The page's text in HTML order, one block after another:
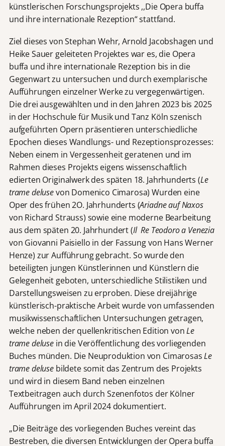
künstlerischen Forschungsprojekts ,,Die Opera buffa
und ihre internationale Rezeption“ stattfand.
Ziel dieses von Stephan Wehr, Arnold Jacobshagen und
Heike Sauer geleiteten Projektes war es, die Opera
buffa und ihre internationale Rezeption bis in die
Gegenwart zu untersuchen und durch exemplarische
Aufführungen einzelner Werke zu vergegenwärtigen.
Die drei ausgewählten und in den Jahren 2023 bis 2025
in der Hochschule für Musik und Tanz Köln szenisch
aufgeführten Opern präsentieren unterschiedliche
Epochen dieses Wandlungs- und Rezeptionsprozesses:
Neben einem in Vergessenheit geratenen und im
Rahmen dieses Projekts eigens wissenschaftlich
edierten Originalwerk des späten 18. Jahrhunderts (Le
trame delusevon Domenico Cimarosa) Wurden eine
Oper des frühen 2O. Jahrhunderts (Ariadne auf Naxos
von Richard Strauss) sowie eine moderne Bearbeitung
aus dem späten 20. Jahrhundert (Il Re Teodoro a Venezia
von Giovanni Paisiello in der Fassung von Hans Werner
Henze) zur Aufführung gebracht. So wurde den
beteiligten jungen Künstlerinnen und Künstlern die
Gelegenheit geboten, unterschiedliche Stilistiken und
Darstellungsweisen zu erproben. Diese dreijährige
künstlerisch-praktische Arbeit wurde von umfassenden
musikwissenschaftlichen Untersuchungen getragen,
welche neben der quellenkritischen Edition vonLe
trame deluse in die Veröffentlichung des vorliegenden
Buches münden. Die Neuproduktion von CimarosasLe
trame deluse bildete somit das Zentrum des Projekts
und wird in diesem Band neben einzelnen
Textbeitragen auch durch Szenenfotos der Kölner
Aufführungen im April 2024 dokumentiert.
„Die Beiträge des vorliegenden Buches vereint das
Bestreben, die diversen Entwicklungen der Opera buffa